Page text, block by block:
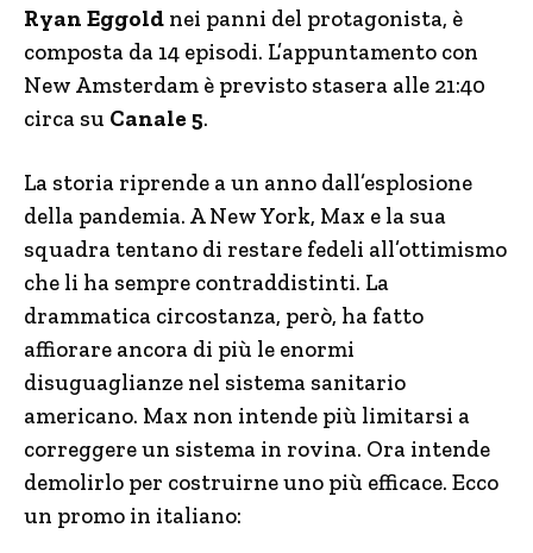
Ryan Eggold nei panni del protagonista, è
composta da 14 episodi. L’appuntamento con
New Amsterdam è previsto stasera alle 21:40
circa su Canale 5.
La storia riprende a un anno dall’esplosione
della pandemia. A New York, Max e la sua
squadra tentano di restare fedeli all’ottimismo
che li ha sempre contraddistinti. La
drammatica circostanza, però, ha fatto
affiorare ancora di più le enormi
disuguaglianze nel sistema sanitario
americano. Max non intende più limitarsi a
correggere un sistema in rovina. Ora intende
demolirlo per costruirne uno più efficace. Ecco
un promo in italiano: